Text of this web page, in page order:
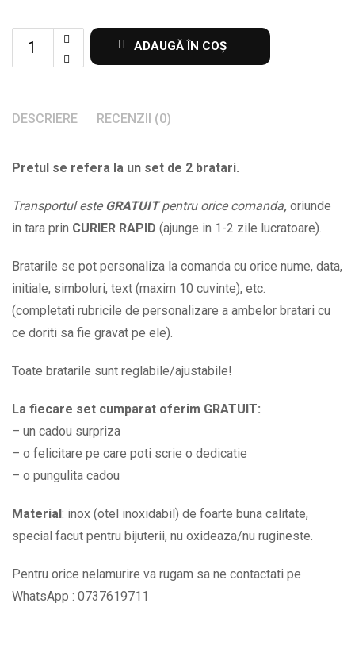
Set
gravate
textul
impreuna
alt
text
la
alegere
quantity
ADAUGĂ ÎN COȘ
DESCRIERE RECENZII (0)
Pretul se refera la un set de 2 bratari.
Transportul esteGRATUITpentru orice comanda, oriunde
in tara prin CURIER RAPID (ajunge in 1-2 zile lucratoare).
Bratarile se pot personaliza la comanda cu orice nume, data,
initiale, simboluri, text (maxim 10 cuvinte), etc.
(completati rubricile de personalizare a ambelor bratari cu
ce doriti sa fie gravat pe ele).
Toate bratarile sunt reglabile/ajustabile!
La fiecare set cumparat oferim GRATUIT:
– un cadou surpriza
– o felicitare pe care poti scrie o dedicatie
– o pungulita cadou
Material : inox (otel inoxidabil) de foarte buna calitate,
special facut pentru bijuterii, nu oxideaza/nu rugineste.
Pentru orice nelamurire va rugam sa ne contactati pe
WhatsApp : 0737619711